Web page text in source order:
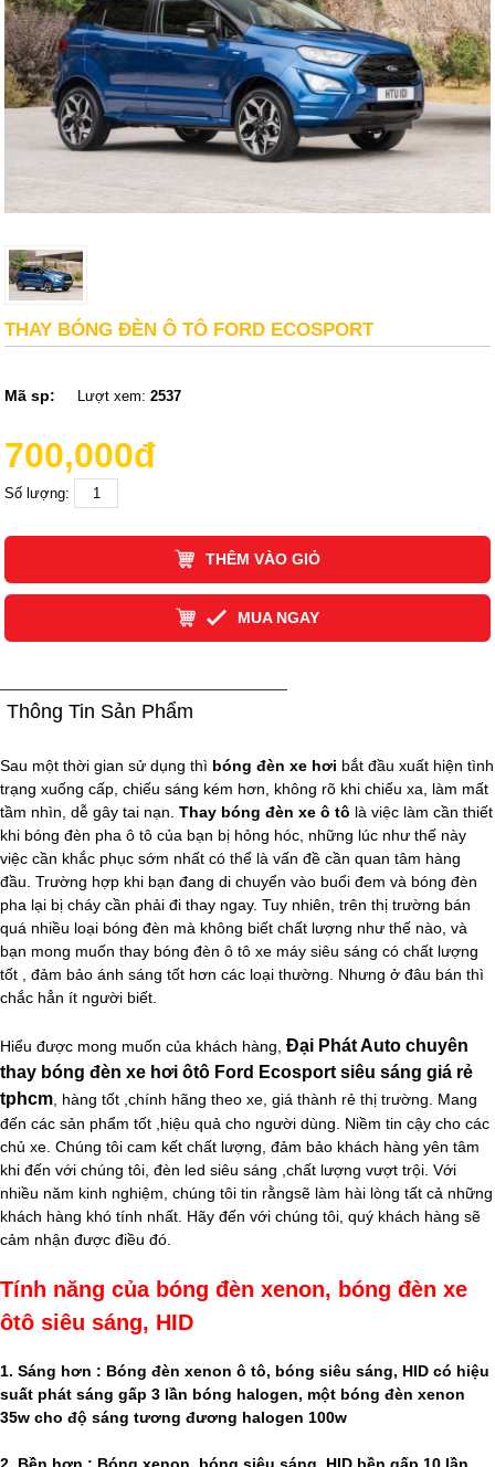
THAY BÓNG ĐÈN Ô TÔ FORD ECOSPORT
Mã sp: Lượt xem:2537
700,000đ
Số lượng:
THÊM VÀO GIỎ
MUA NGAY
Thông Tin Sản Phẩm
Sau một thời gian sử dụng thì bóng đèn xe hơi bắt đầu xuất hiện tình
trạng xuống cấp, chiếu sáng kém hơn, không rõ khi chiếu xa, làm mất
tầm nhìn, dễ gây tai nạn. Thay bóng đèn xe ô tô là việc làm cần thiết
khi bóng đèn pha ô tô của bạn bị hỏng hóc, những lúc như thế này
việc cần khắc phục sớm nhất có thể là vấn đề cần quan tâm hàng
đầu. Trường hợp khi bạn đang di chuyển vào buổi đem và bóng đèn
pha lại bị cháy cần phải đi thay ngay. Tuy nhiên, trên thị trường bán
quá nhiều loại bóng đèn mà không biết chất lượng như thế nào, và
bạn mong muốn thay bóng đèn ô tô xe máy siêu sáng có chất lượng
tốt , đảm bảo ánh sáng tốt hơn các loại thường. Nhưng ở đâu bán thì
chắc hẳn ít người biết.
Hiểu được mong muốn của khách hàng, Đại Phát Auto chuyên
thay bóng đèn xe hơi ôtô Ford Ecosport siêu sáng giá rẻ
tphcm , hàng tốt ,chính hãng theo xe, giá thành rẻ thị trường. Mang
đến các sản phẩm tốt ,hiệu quả cho người dùng. Niềm tin cậy cho các
chủ xe. Chúng tôi cam kết chất lượng, đảm bảo khách hàng yên tâm
khi đến với chúng tôi, đèn led siêu sáng ,chất lượng vượt trội. Với
nhiều năm kinh nghiệm, chúng tôi tin rằngsẽ làm hài lòng tất cả những
khách hàng khó tính nhất. Hãy đến với chúng tôi, quý khách hàng sẽ
cảm nhận được điều đó.
Tính năng của bóng đèn xenon, bóng đèn xe
ôtô siêu sáng, HID
1. Sáng hơn : Bóng đèn xenon ô tô, bóng siêu sáng, HID có hiệu
suất phát sáng gấp 3 lần bóng halogen, một bóng đèn xenon
35w cho độ sáng tương đương halogen 100w